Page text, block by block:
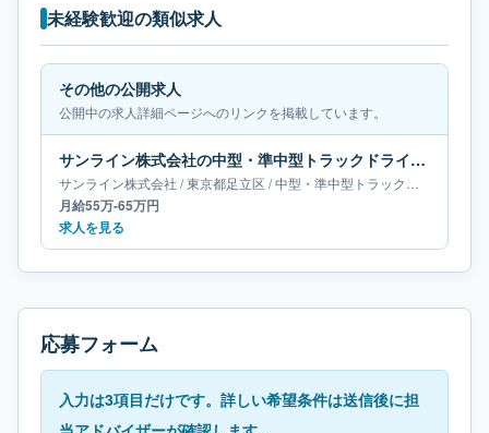
未経験歓迎の類似求人
その他の公開求人
公開中の求人詳細ページへのリンクを掲載しています。
サンライン株式会社の中型・準中型トラックドライバー求人｜東京都足立区｜月給55万-65万円
サンライン株式会社 /東京都足立区 /中型・準中型トラックドライバー
月給55万-65万円
求人を見る
応募フォーム
入力は3項目だけです。詳しい希望条件は送信後に担